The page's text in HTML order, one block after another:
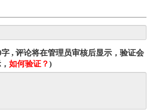
, 评论将在管理员审核后显示，验证会
如何验证？)